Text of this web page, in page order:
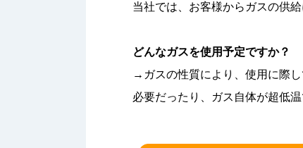
当社では、お客様からガスの供
どんなガスを使用予定ですか？
→ガスの性質により、使用に際
必要だったり、ガス自体が超低